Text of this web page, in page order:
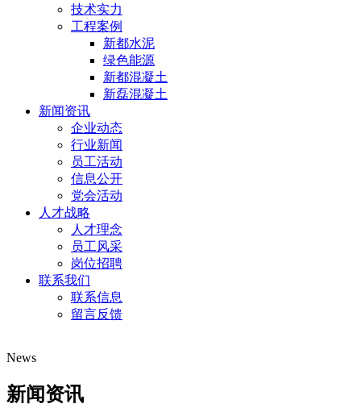
技术实力
工程案例
新都水泥
绿色能源
新都混凝土
新磊混凝土
新闻资讯
企业动态
行业新闻
员工活动
信息公开
党会活动
人才战略
人才理念
员工风采
岗位招聘
联系我们
联系信息
留言反馈
News
新闻资讯